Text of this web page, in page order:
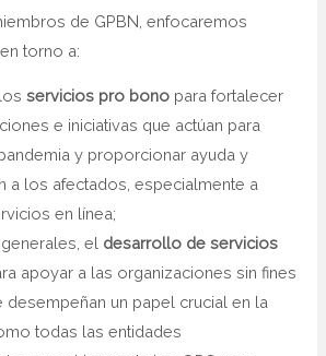
de GPBN, enfocaremos
torno a:
losservicios pro bono para fortalecer
e iniciativas que actúan para
y proporcionar ayuda y
a los afectados, especialmente a
en línea;
el desarrollo de servicios
apoyar a las organizaciones sin fines
desempeñan un papel crucial en la
todas las entidades